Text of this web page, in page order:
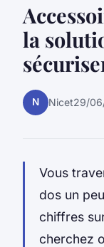
la
N Nicet29/
Vous
dos un
chiffres
cherchez